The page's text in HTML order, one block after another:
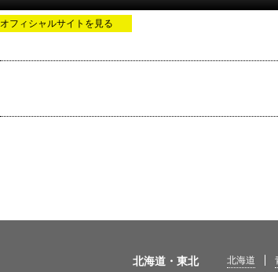
オフィシャルサイトを見る
北海道・東北 北海道